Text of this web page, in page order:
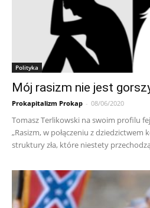
Polityka
Mój rasizm nie jest
Prokapitalizm Prokap - 08/06/2020
Tomasz Terlikowski na swoim profilu
„Rasizm, w połączeniu z
struktury zła, które niestety